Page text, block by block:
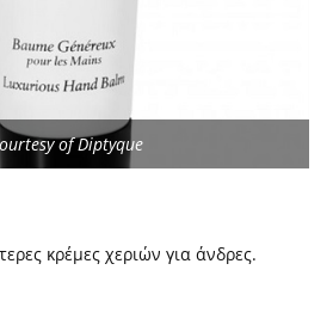
of Diptyque
κρέμες χεριών για άνδρες.